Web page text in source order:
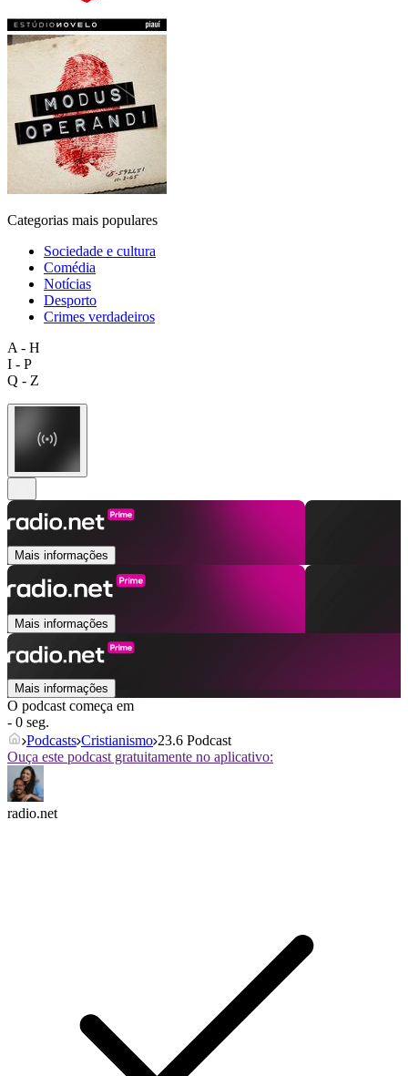
Categorias mais populares
Sociedade e cultura
Comédia
Notícias
Desporto
Crimes verdadeiros
A - H
I - P
Q - Z
Mais informações
Mais informações
Mais informações
O podcast começa em
- 0 seg.
Podcasts Cristianismo 23.6 Podcast
Ouça este podcast gratuitamente no aplicativo:
radio.net